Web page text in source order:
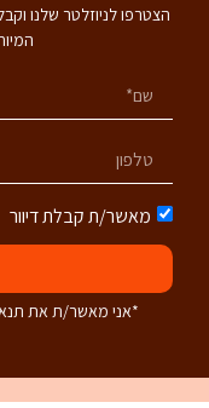
הצטרפו לניוזלטר שלנו
מאשר/ת קבלת דיוור
*אני מאשר/ת את